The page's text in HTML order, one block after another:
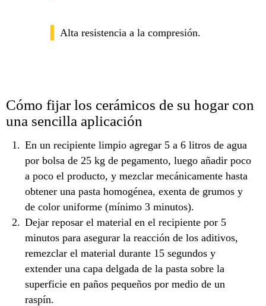
Alta resistencia a la compresión.
Cómo fijar los cerámicos de su hogar con
una sencilla aplicación
En un recipiente limpio agregar 5 a 6 litros de agua
por bolsa de 25 kg de pegamento, luego añadir poco
a poco el producto, y mezclar mecánicamente hasta
obtener una pasta homogénea, exenta de grumos y
de color uniforme (mínimo 3 minutos).
Dejar reposar el material en el recipiente por 5
minutos para asegurar la reacción de los aditivos,
remezclar el material durante 15 segundos y
extender una capa delgada de la pasta sobre la
superficie en paños pequeños por medio de un
raspín.